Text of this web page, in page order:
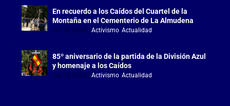
En recuerdo a los Caídos del Cuartel de la
Montaña en el Cementerio de La Almudena
Jul 18, 2026 |Activismo ,Actualidad
85º aniversario de la partida de la División Azul
y homenaje a los Caídos
Jul 15, 2026 |Activismo ,Actualidad